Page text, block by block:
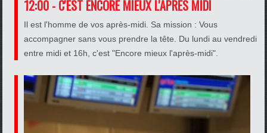
12:00 - C'EST ENCORE MIEUX L'APRES MIDI
Il est l'homme de vos après-midi. Sa mission : Vous
accompagner sans vous prendre la tête. Du lundi au vendredi
entre midi et 16h, c'est "Encore mieux l'après-midi".